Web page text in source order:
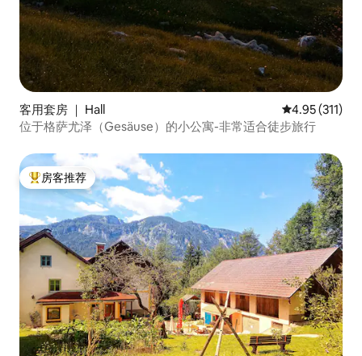
客用套房 ｜ Hall 平均评分 4.95
4.95 (311)
位于格萨尤泽（Gesäuse）的小公寓-非常适合徒步旅行
热门「房客推荐」
房客推荐